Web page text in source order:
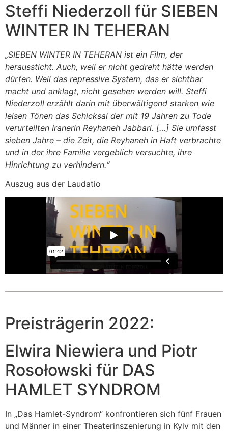
Steffi Niederzoll für SIEBEN
WINTER IN TEHERAN
„SIEBEN WINTER IN TEHERAN ist ein Film, der
heraussticht. Auch, weil er nicht gedreht hätte werden
dürfen. Weil das repressive System, das er sichtbar
macht und anklagt, nicht gesehen werden will. Steffi
Niederzoll erzählt darin mit überwältigend starken wie
leisen Tönen das Schicksal der mit 19 Jahren zu Tode
verurteilten Iranerin Reyhaneh Jabbari. […] Sie umfasst
sieben Jahre – die Zeit, die Reyhaneh in Haft verbrachte
und in der ihre Familie vergeblich versuchte, ihre
Hinrichtung zu verhindern.“
Auszug aus der Laudatio
Preisträgerin 2022:
Elwira Niewiera und Piotr
Rosołowski für DAS
HAMLET SYNDROM
In „Das Hamlet-Syndrom“ konfrontieren sich fünf Frauen
und Männer in einer Theaterinszenierung in Kyiv mit den